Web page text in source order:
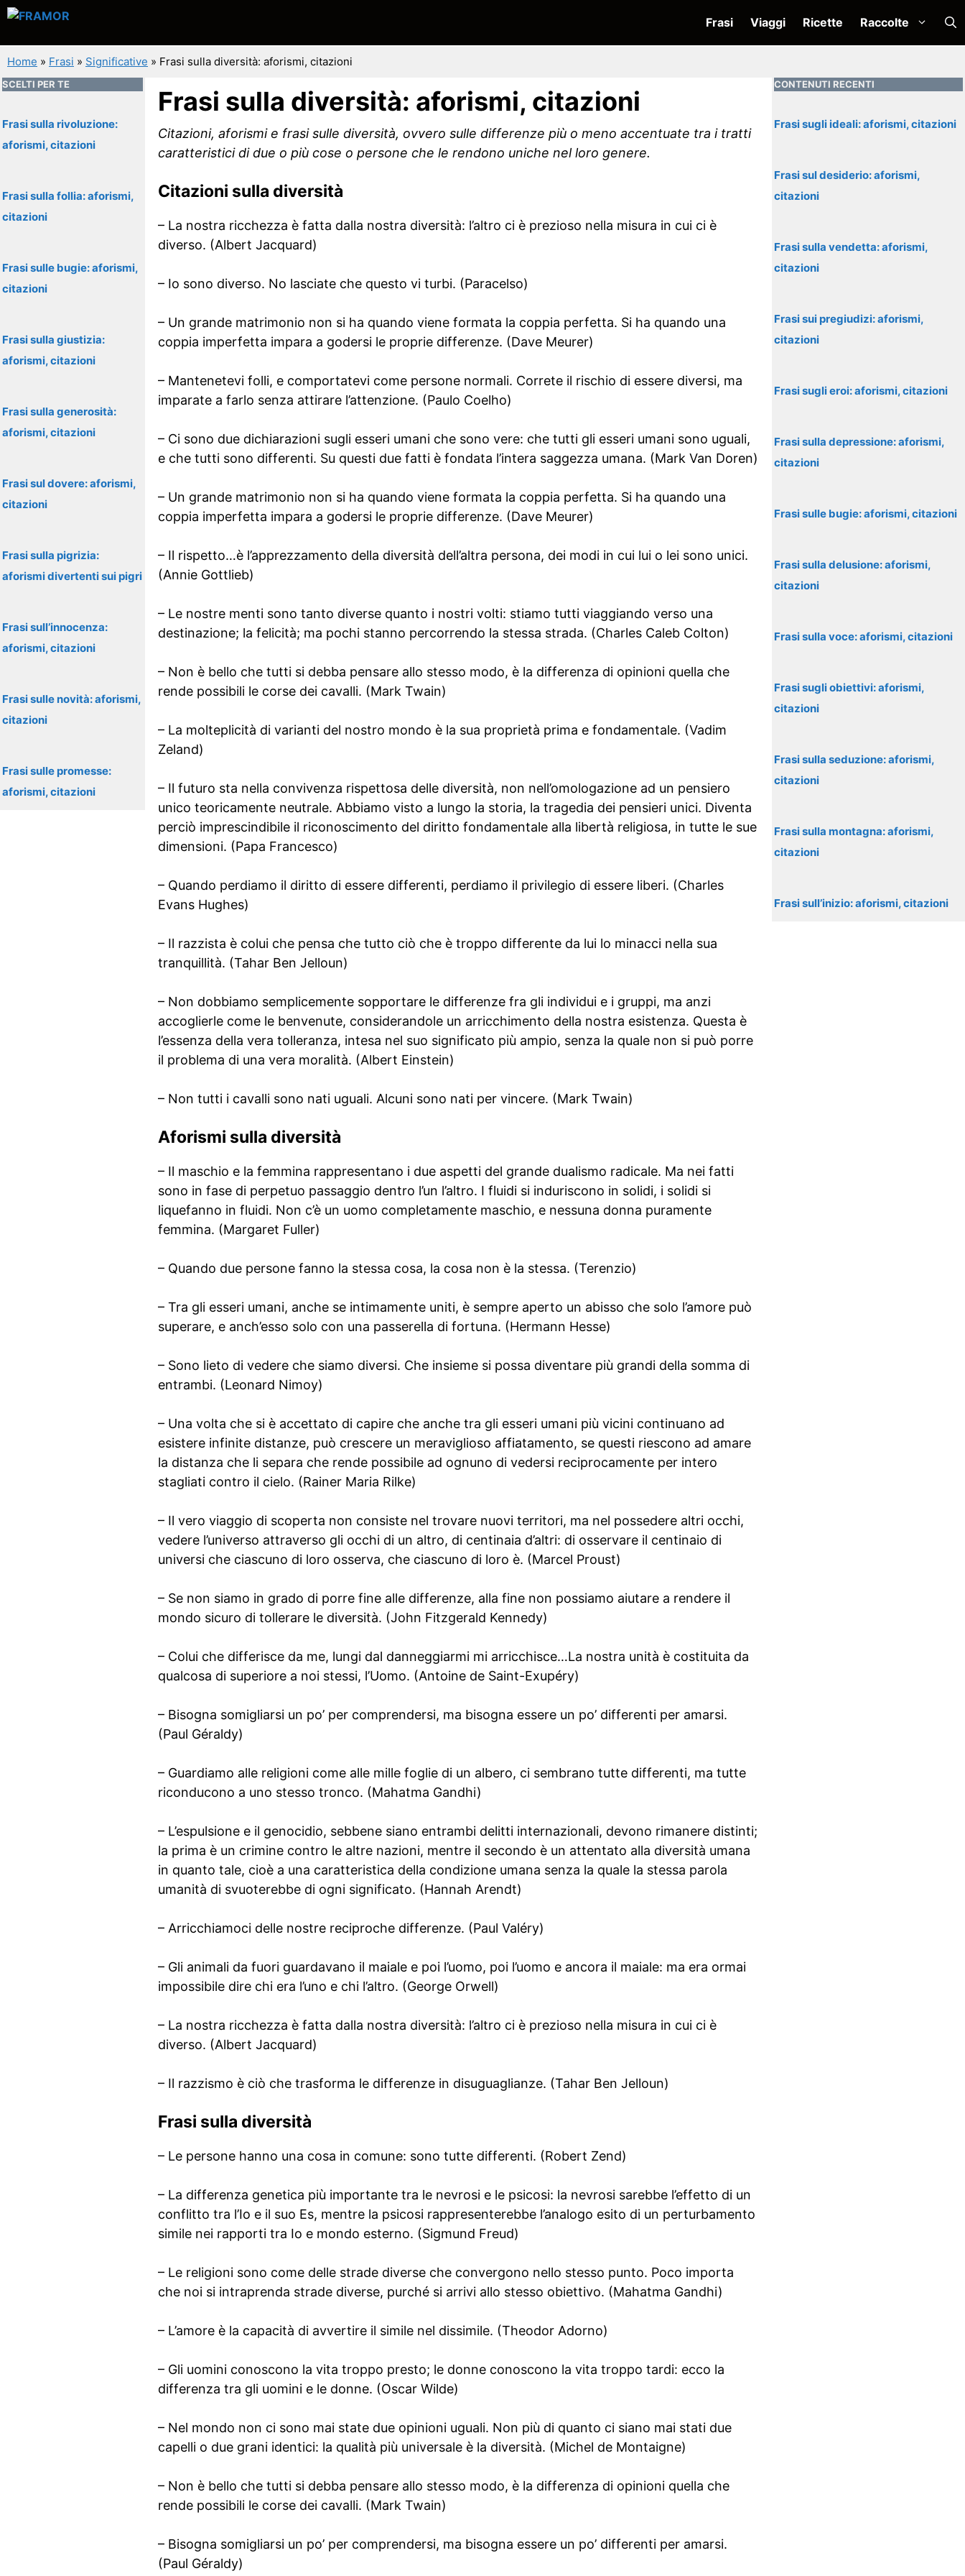
Vai
contenuto
Frasi Viaggi Ricette Raccolte
Home » Frasi » Significative » Frasi sulla diversità: aforismi, citazioni
Frasi sulla diversità: aforismi, citazioni
Citazioni, aforismi e frasi sulle diversità, ovvero sulle differenze più o meno accentuate tra i tratti
caratteristici di due o più cose o persone che le rendono uniche nel loro genere.
Citazioni sulla diversità
– La nostra ricchezza è fatta dalla nostra diversità: l’altro ci è prezioso nella misura in cui ci è
diverso. (Albert Jacquard)
– Io sono diverso. No lasciate che questo vi turbi. (Paracelso)
– Un grande matrimonio non si ha quando viene formata la coppia perfetta. Si ha quando una
coppia imperfetta impara a godersi le proprie differenze. (Dave Meurer)
– Mantenetevi folli, e comportatevi come persone normali. Correte il rischio di essere diversi, ma
imparate a farlo senza attirare l’attenzione. (Paulo Coelho)
– Ci sono due dichiarazioni sugli esseri umani che sono vere: che tutti gli esseri umani sono uguali,
e che tutti sono differenti. Su questi due fatti è fondata l’intera saggezza umana. (Mark Van Doren)
– Un grande matrimonio non si ha quando viene formata la coppia perfetta. Si ha quando una
coppia imperfetta impara a godersi le proprie differenze. (Dave Meurer)
– Il rispetto…è l’apprezzamento della diversità dell’altra persona, dei modi in cui lui o lei sono unici.
(Annie Gottlieb)
– Le nostre menti sono tanto diverse quanto i nostri volti: stiamo tutti viaggiando verso una
destinazione; la felicità; ma pochi stanno percorrendo la stessa strada. (Charles Caleb Colton)
– Non è bello che tutti si debba pensare allo stesso modo, è la differenza di opinioni quella che
rende possibili le corse dei cavalli. (Mark Twain)
– La molteplicità di varianti del nostro mondo è la sua proprietà prima e fondamentale. (Vadim
Zeland)
– Il futuro sta nella convivenza rispettosa delle diversità, non nell’omologazione ad un pensiero
unico teoricamente neutrale. Abbiamo visto a lungo la storia, la tragedia dei pensieri unici. Diventa
perciò imprescindibile il riconoscimento del diritto fondamentale alla libertà religiosa, in tutte le sue
dimensioni. (Papa Francesco)
– Quando perdiamo il diritto di essere differenti, perdiamo il privilegio di essere liberi. (Charles
Evans Hughes)
– Il razzista è colui che pensa che tutto ciò che è troppo differente da lui lo minacci nella sua
tranquillità. (Tahar Ben Jelloun)
– Non dobbiamo semplicemente sopportare le differenze fra gli individui e i gruppi, ma anzi
accoglierle come le benvenute, considerandole un arricchimento della nostra esistenza. Questa è
l’essenza della vera tolleranza, intesa nel suo significato più ampio, senza la quale non si può porre
il problema di una vera moralità. (Albert Einstein)
– Non tutti i cavalli sono nati uguali. Alcuni sono nati per vincere. (Mark Twain)
Aforismi sulla diversità
– Il maschio e la femmina rappresentano i due aspetti del grande dualismo radicale. Ma nei fatti
sono in fase di perpetuo passaggio dentro l’un l’altro. I fluidi si induriscono in solidi, i solidi si
liquefanno in fluidi. Non c’è un uomo completamente maschio, e nessuna donna puramente
femmina. (Margaret Fuller)
– Quando due persone fanno la stessa cosa, la cosa non è la stessa. (Terenzio)
– Tra gli esseri umani, anche se intimamente uniti, è sempre aperto un abisso che solo l’amore può
superare, e anch’esso solo con una passerella di fortuna. (Hermann Hesse)
– Sono lieto di vedere che siamo diversi. Che insieme si possa diventare più grandi della somma di
entrambi. (Leonard Nimoy)
– Una volta che si è accettato di capire che anche tra gli esseri umani più vicini continuano ad
esistere infinite distanze, può crescere un meraviglioso affiatamento, se questi riescono ad amare
la distanza che li separa che rende possibile ad ognuno di vedersi reciprocamente per intero
stagliati contro il cielo. (Rainer Maria Rilke)
– Il vero viaggio di scoperta non consiste nel trovare nuovi territori, ma nel possedere altri occhi,
vedere l’universo attraverso gli occhi di un altro, di centinaia d’altri: di osservare il centinaio di
universi che ciascuno di loro osserva, che ciascuno di loro è. (Marcel Proust)
– Se non siamo in grado di porre fine alle differenze, alla fine non possiamo aiutare a rendere il
mondo sicuro di tollerare le diversità. (John Fitzgerald Kennedy)
– Colui che differisce da me, lungi dal danneggiarmi mi arricchisce…La nostra unità è costituita da
qualcosa di superiore a noi stessi, l’Uomo. (Antoine de Saint-Exupéry)
– Bisogna somigliarsi un po’ per comprendersi, ma bisogna essere un po’ differenti per amarsi.
(Paul Géraldy)
– Guardiamo alle religioni come alle mille foglie di un albero, ci sembrano tutte differenti, ma tutte
riconducono a uno stesso tronco. (Mahatma Gandhi)
– L’espulsione e il genocidio, sebbene siano entrambi delitti internazionali, devono rimanere distinti;
la prima è un crimine contro le altre nazioni, mentre il secondo è un attentato alla diversità umana
in quanto tale, cioè a una caratteristica della condizione umana senza la quale la stessa parola
umanità di svuoterebbe di ogni significato. (Hannah Arendt)
– Arricchiamoci delle nostre reciproche differenze. (Paul Valéry)
– Gli animali da fuori guardavano il maiale e poi l’uomo, poi l’uomo e ancora il maiale: ma era ormai
impossibile dire chi era l’uno e chi l’altro. (George Orwell)
– La nostra ricchezza è fatta dalla nostra diversità: l’altro ci è prezioso nella misura in cui ci è
diverso. (Albert Jacquard)
– Il razzismo è ciò che trasforma le differenze in disuguaglianze. (Tahar Ben Jelloun)
Frasi sulla diversità
– Le persone hanno una cosa in comune: sono tutte differenti. (Robert Zend)
– La differenza genetica più importante tra le nevrosi e le psicosi: la nevrosi sarebbe l’effetto di un
conflitto tra l’Io e il suo Es, mentre la psicosi rappresenterebbe l’analogo esito di un perturbamento
simile nei rapporti tra Io e mondo esterno. (Sigmund Freud)
– Le religioni sono come delle strade diverse che convergono nello stesso punto. Poco importa
che noi si intraprenda strade diverse, purché si arrivi allo stesso obiettivo. (Mahatma Gandhi)
– L’amore è la capacità di avvertire il simile nel dissimile. (Theodor Adorno)
– Gli uomini conoscono la vita troppo presto; le donne conoscono la vita troppo tardi: ecco la
differenza tra gli uomini e le donne. (Oscar Wilde)
– Nel mondo non ci sono mai state due opinioni uguali. Non più di quanto ci siano mai stati due
capelli o due grani identici: la qualità più universale è la diversità. (Michel de Montaigne)
– Non è bello che tutti si debba pensare allo stesso modo, è la differenza di opinioni quella che
rende possibili le corse dei cavalli. (Mark Twain)
– Bisogna somigliarsi un po’ per comprendersi, ma bisogna essere un po’ differenti per amarsi.
(Paul Géraldy)
SCELTI PER TE
Frasi sulla rivoluzione:
aforismi, citazioni
Frasi sulla follia: aforismi,
citazioni
Frasi sulle bugie: aforismi,
citazioni
Frasi sulla giustizia:
aforismi, citazioni
Frasi sulla generosità:
aforismi, citazioni
Frasi sul dovere: aforismi,
citazioni
Frasi sulla pigrizia:
aforismi divertenti sui pigri
Frasi sull’innocenza:
aforismi, citazioni
Frasi sulle novità: aforismi,
citazioni
Frasi sulle promesse:
aforismi, citazioni
CONTENUTI RECENTI
Frasi sugli ideali: aforismi, citazioni
Frasi sul desiderio: aforismi,
citazioni
Frasi sulla vendetta: aforismi,
citazioni
Frasi sui pregiudizi: aforismi,
citazioni
Frasi sugli eroi: aforismi, citazioni
Frasi sulla depressione: aforismi,
citazioni
Frasi sulle bugie: aforismi, citazioni
Frasi sulla delusione: aforismi,
citazioni
Frasi sulla voce: aforismi, citazioni
Frasi sugli obiettivi: aforismi,
citazioni
Frasi sulla seduzione: aforismi,
citazioni
Frasi sulla montagna: aforismi,
citazioni
Frasi sull’inizio: aforismi, citazioni